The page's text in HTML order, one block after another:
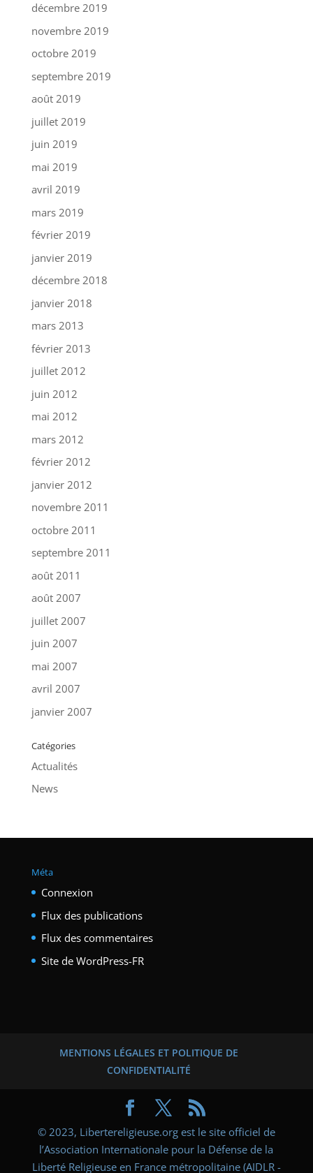
décembre 2019
novembre 2019
octobre 2019
septembre 2019
août 2019
juillet 2019
juin 2019
mai 2019
avril 2019
mars 2019
février 2019
janvier 2019
décembre 2018
janvier 2018
mars 2013
février 2013
juillet 2012
juin 2012
mai 2012
mars 2012
février 2012
janvier 2012
novembre 2011
octobre 2011
septembre 2011
août 2011
août 2007
juillet 2007
juin 2007
mai 2007
avril 2007
janvier 2007
Catégories
Actualités
News
Méta
Connexion
Flux des publications
Flux des commentaires
Site de WordPress-FR
MENTIONS LÉGALES ET POLITIQUE DE
CONFIDENTIALITÉ
© 2023, Libertereligieuse.org est le site officiel de
l’Association Internationale pour la Défense de la
Liberté Religieuse en France métropolitaine (AIDLR -